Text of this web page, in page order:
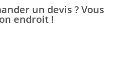
un devis ? Vous
endroit !